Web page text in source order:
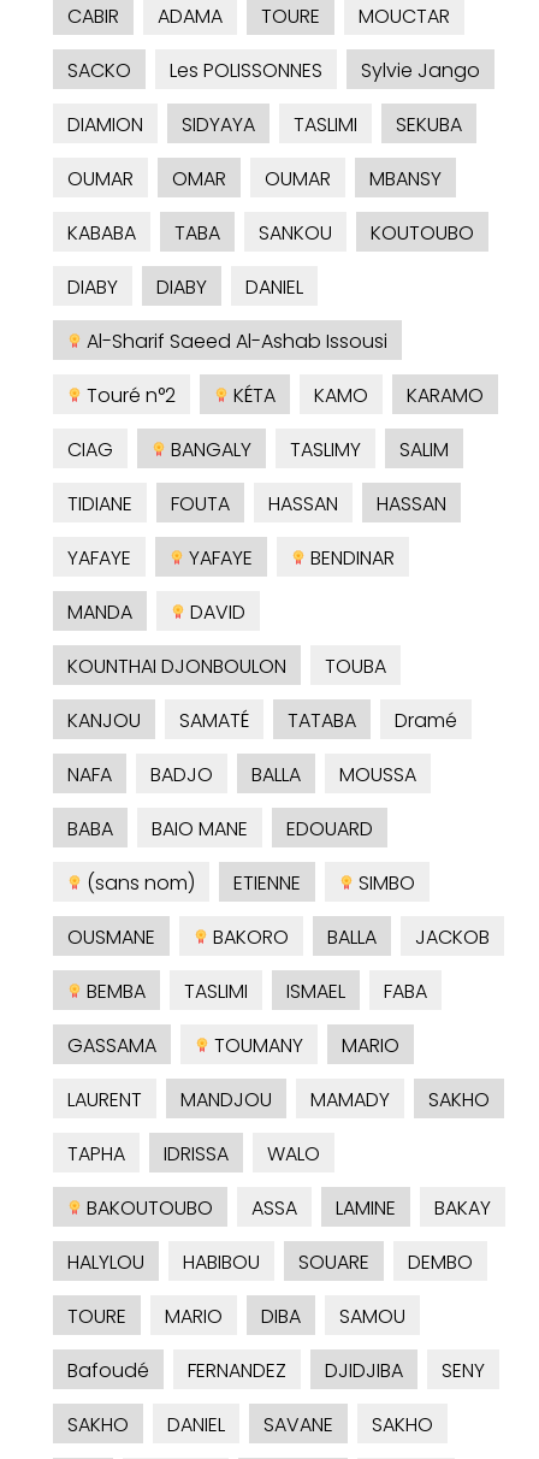
CABIR
ADAMA TOURE
MOUCTAR
SACKO
Les POLISSONNES
Sylvie Jango
DIAMION
SIDYAYA TASLIMI
SEKUBA
OUMAR
OMAR OUMAR
MBANSY
KABABA
TABA SANKOU
KOUTOUBO
DIABY
DIABY
DANIEL
Al-Sharif Saeed Al-Ashab Issousi
Touré n°2
KÉTA KAMO
KARAMO
CIAG
BANGALY TASLIMY
SALIM
TIDIANE
FOUTA HASSAN
HASSAN
YAFAYE
YAFAYE
BENDINAR
MANDA
DAVID
KOUNTHAI DJONBOULON
TOUBA
KANJOU
SAMATÉ TATABA
Dramé
NAFA
BADJO BALLA
MOUSSA
BABA
BAIO MANE
EDOUARD
(sans nom)
ETIENNE
SIMBO
OUSMANE
BAKORO BALLA
JACKOB
BEMBA
TASLIMI ISMAEL
FABA
GASSAMA
TOUMANY
MARIO
LAURENT
MANDJOU MAMADY
SAKHO
TAPHA
IDRISSA
WALO
BAKOUTOUBO
ASSA LAMINE
BAKAY
HALYLOU
HABIBOU SOUARE
DEMBO
TOURE
MARIO DIBA
SAMOU
Bafoudé
FERNANDEZ DJIDJIBA
SENY
SAKHO
DANIEL SAVANE
SAKHO